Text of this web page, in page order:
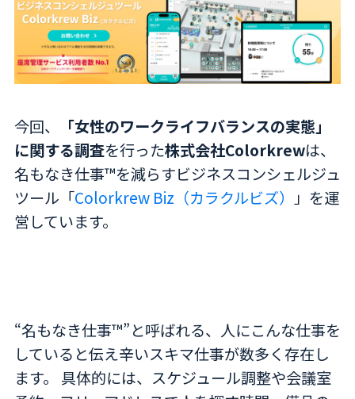
今回、
「女性のワークライフバランスの実態」
に関する調査を行った株式会社Colorkrewは、
名もなき仕事™を減らすビジネスコンシェルジュ
ツール「Colorkrew Biz（カラクルビズ） 」を運
営しています。
“名もなき仕事™”と呼ばれる、人にこんな仕事を
していると伝え辛いスキマ仕事が数多く存在し
ます。 具体的には、スケジュール調整や会議室